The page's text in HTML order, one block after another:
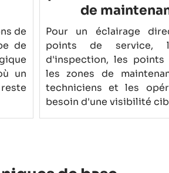
de
de
un
de
Pour un éclairage
points de service,
d'inspection, les points
les zones de
techniciens et les
besoin d'une visibilité